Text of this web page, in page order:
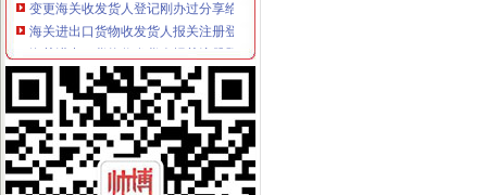
海关进出口货物收发货人报关注册登记证书有什么用？_已解决-阿里
海关进出口货物收发货人报关注册登记证书有什么用？_已解决-阿里
进出口收发货人报关注册登记证书注册信息变更须知
人代表变更更新中人华民共和国海关进出口货物收发货人报关注册登
收发货人备案登记表(即海关证书)变更所需资料及注意事项-hexin_
变更进出口收发货人注册登记证书需提交什么资料?-新海关外贸政
进出口收发货人注册登记变更
进出口货物收发货人应当在办理注册登记许可延期的同时办理换领进出